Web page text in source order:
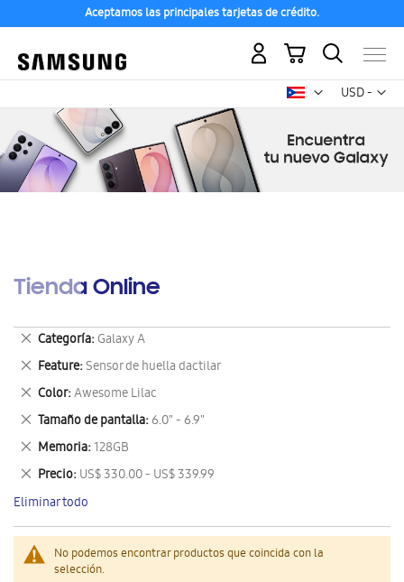
Aceptamos las principales tarjetas de crédito.
USD -
dólar
Mi carrito
Tienda Online
No podemos encontrar productos que coincida con la
selección.
Categoría Galaxy A
Eliminar
este
artículo
Feature Sensor de huella dactilar
Eliminar
este
artículo
Color Awesome Lilac
Eliminar
este
artículo
Tamaño de pantalla 6.0" - 6.9"
Eliminar
este
artículo
Memoria 128GB
Eliminar
este
artículo
Precio US$ 330.00 - US$ 339.99
Eliminar
este
artículo
Eliminar todo